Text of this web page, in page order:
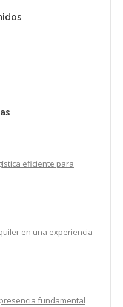
eficiente para
en una experiencia
fundamental